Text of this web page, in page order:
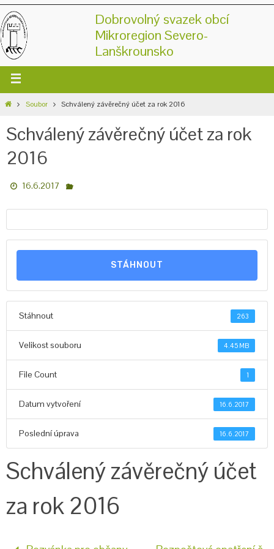
Dobrovolný svazek obcí
Mikroregion Severo-
Lanškrounsko
Soubor Schválený závěrečný účet za rok 2016
Schválený závěrečný účet za rok
2016
16.6.2017
STÁHNOUT
Stáhnout 263
Velikost souboru 4.45 MB
File Count 1
Datum vytvoření 16.6.2017
Poslední úprava 16.6.2017
Schválený závěrečný účet
za rok 2016